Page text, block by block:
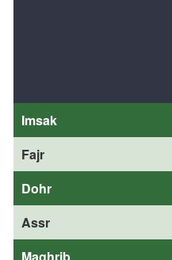
Imsak
Fajr
Dohr
Assr